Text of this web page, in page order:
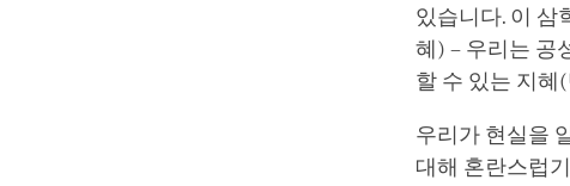
있습니다. 이 삼
혜) – 우리는 공
할 수 있는 지혜
우리가 현실을
대해 혼란스럽